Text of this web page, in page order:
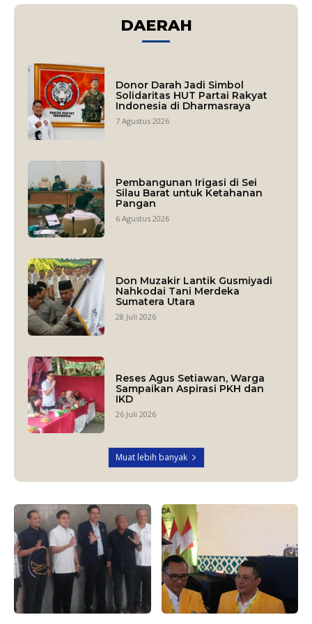
DAERAH
Donor Darah Jadi Simbol
Solidaritas HUT Partai Rakyat
Indonesia di Dharmasraya
7 Agustus 2026
Pembangunan Irigasi di Sei
Silau Barat untuk Ketahanan
Pangan
6 Agustus 2026
Don Muzakir Lantik Gusmiyadi
Nahkodai Tani Merdeka
Sumatera Utara
28 Juli 2026
Reses Agus Setiawan, Warga
Sampaikan Aspirasi PKH dan
IKD
26 Juli 2026
Muat lebih banyak